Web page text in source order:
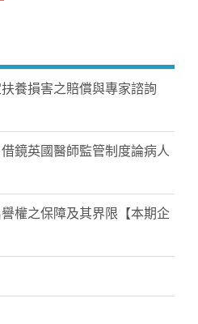
養損害之賠償與專家諮詢
鏡英國醫師監管制度論病人
權之保障及其界限【本期企